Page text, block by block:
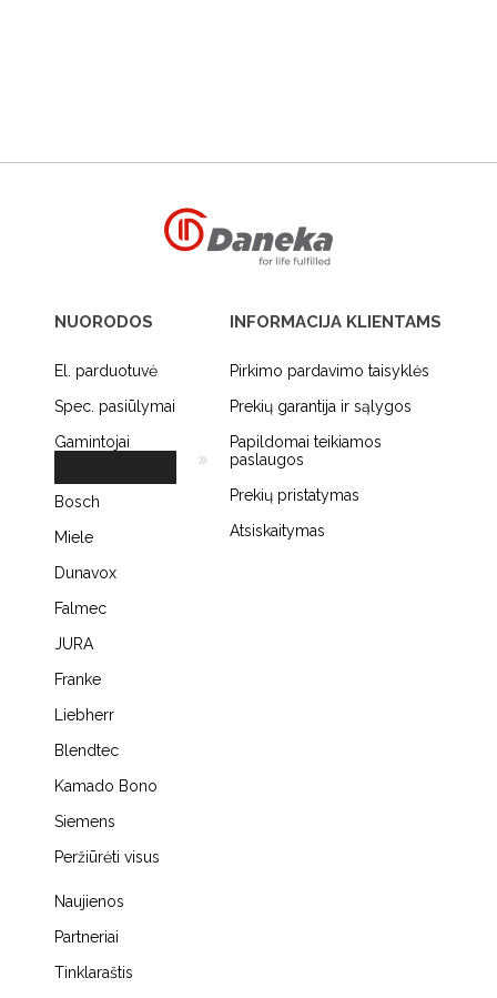
NUORODOS
El. parduotuvė
Spec. pasiūlymai
Gamintojai
Bosch
Miele
Dunavox
Falmec
JURA
Franke
Liebherr
Blendtec
Kamado Bono
Siemens
Peržiūrėti visus
Naujienos
Partneriai
Tinklaraštis
INFORMACIJA KLIENTAMS
Pirkimo pardavimo taisyklės
Prekių garantija ir sąlygos
Papildomai teikiamos
paslaugos
Prekių pristatymas
Atsiskaitymas